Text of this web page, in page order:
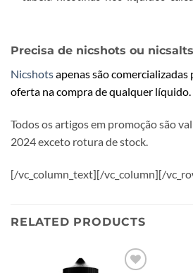
Precisa de nicshots ou
Nicshotsapenas são comercializadas
oferta na compra de qualquer líquido.
Todos os artigos em promoção são
2024 exceto rotura de stock.
[/vc_column_text][/vc_column][/
RELATED PRODUCTS